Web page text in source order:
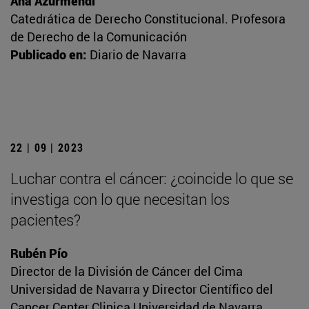
Catedrática de Derecho Constitucional. Profesora
de Derecho de la Comunicación
Publicado en: Diario de Navarra
22 | 09 | 2023
Luchar contra el cáncer: ¿coincide lo que se
investiga con lo que necesitan los
pacientes?
Rubén Pío
Director de la División de Cáncer del Cima
Universidad de Navarra y Director Científico del